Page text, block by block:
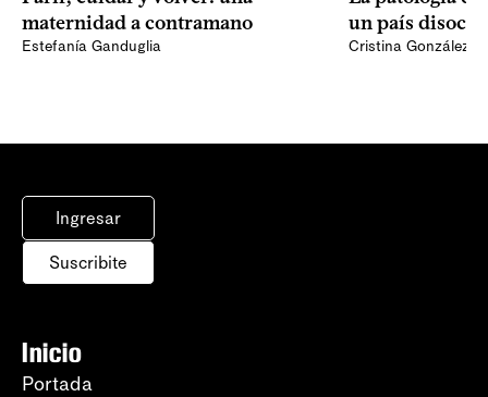
maternidad a contramano
Estefanía Ganduglia
un país
Cristina González
Ingresar
Suscribite
Inicio
Portada